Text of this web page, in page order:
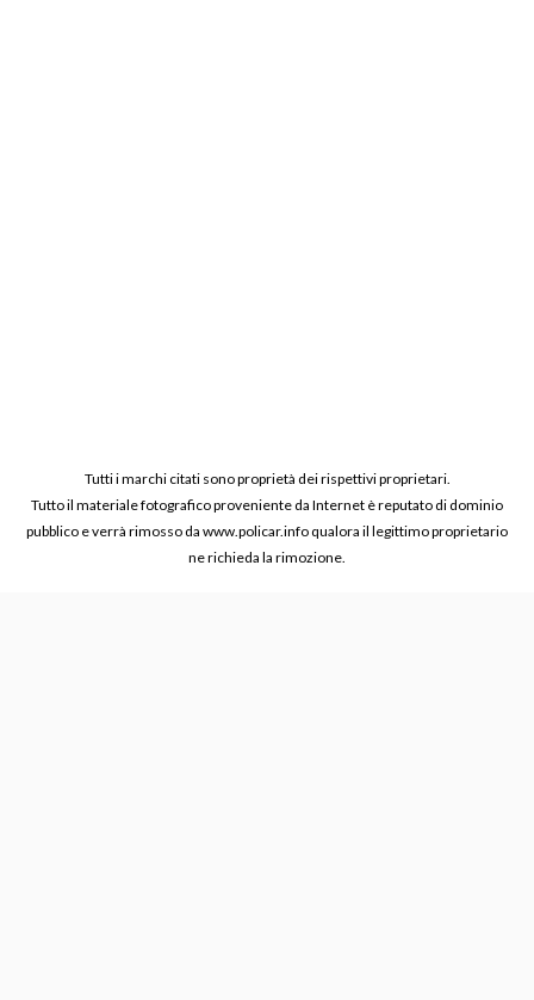
Tutti i marchi citati sono proprietà dei rispettivi proprietari.
Tutto il materiale fotografico proveniente da Internet è reputato di dominio
pubblico e verrà rimosso da www.policar.info qualora il legittimo proprietario
ne richieda la rimozione.